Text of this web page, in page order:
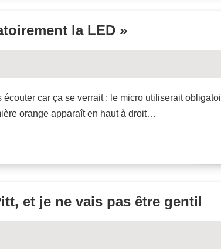
la LED »
car ça se verrait : le micro utiliserait
orange apparaît en haut à droit…
et je ne vais pas être gentil